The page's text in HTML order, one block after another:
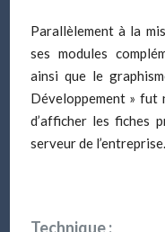
Parallèlement à la
ses modules
ainsi que le
Développement » fut
d’afficher les fiches
serveur de l’entreprise.
Technique :